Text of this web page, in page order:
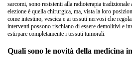
sarcomi, sono resistenti alla radioterapia
elezione è quella chirurgica, ma, vista la loro
come intestino, vescica e ai tessuti nervosi che
interventi possono rischiano di essere demolitivi e
estirpare completamente i tessuti tumorali.
Quali sono le novità della medicina